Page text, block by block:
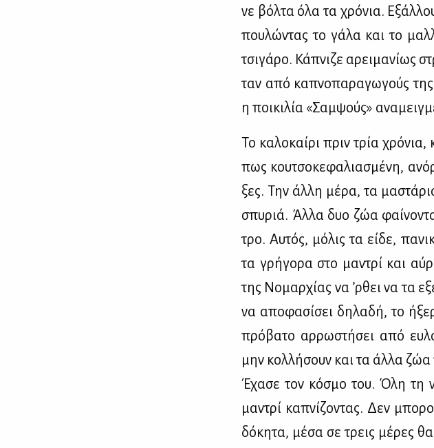
νε βόλ­τα όλα τα χρό­νια.
που­λώ­ντας το γά­λα και το
τσι­γά­ρο. Κά­πνι­ζε αρει­μα­νί­ως
ταν από κα­πνο­πα­ρα­γω­γούς
η ποι­κι­λία «Σαμ­ψούς»
Το κα­λο­καί­ρι πριν τρία
πως κου­τσο­κε­φα­λια­σμέ­νη,
ξες. Την άλ­λη μέ­ρα, τα
σπυ­ριά. Άλ­λα δυο ζώα
τρο. Αυ­τός, μό­λις τα εί­δε,
τα γρή­γο­ρα στο μα­ντρί και
της Νο­μαρ­χί­ας να ’ρ­θει να τα
να απο­φα­σί­σει δη­λα­δή, το
πρό­βα­το αρ­ρω­στή­σει από
μην κολ­λή­σουν και τα άλ­λα ζώα
Έχα­σε τον κό­σμο του. Όλη τη
μα­ντρί κα­πνί­ζο­ντας. Δεν
δό­κη­τα, μέ­σα σε τρεις μέ­ρες